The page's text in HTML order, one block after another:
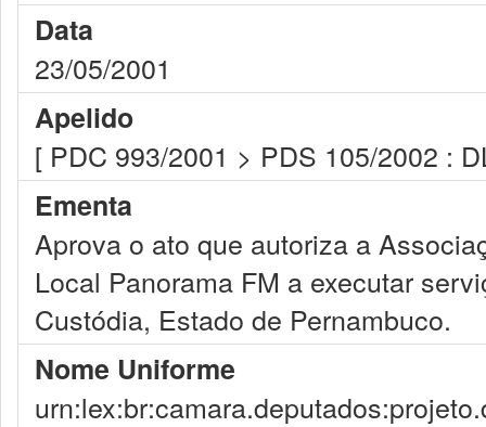
Data
23/05/2001
Apelido
[ PDC 993/2001 > PDS 105/2002 :
Ementa
Aprova o ato que autoriza a
Local Panorama FM a executar
Custódia, Estado de Pernambuco.
Nome Uniforme